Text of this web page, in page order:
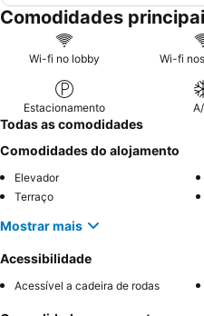
Comodidades
Wi-fi no lobby Wi-fi
Estacionamento
Todas as comodidades
Comodidades do alojamento
Elevador
Terraço
Mostrar mais
Acessibilidade
Acessível a cadeira de rodas